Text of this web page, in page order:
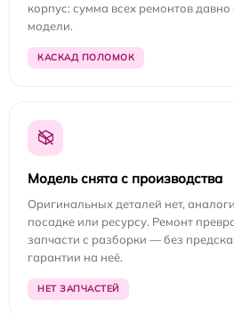
корпус: сумма всех ремонтов
модели.
КАСКАД ПОЛОМОК
Модель снята с производства
Оригинальных деталей нет,
посадке или ресурсу. Ремонт
запчасти с разборки — без
гарантии на неё.
НЕТ ЗАПЧАСТЕЙ